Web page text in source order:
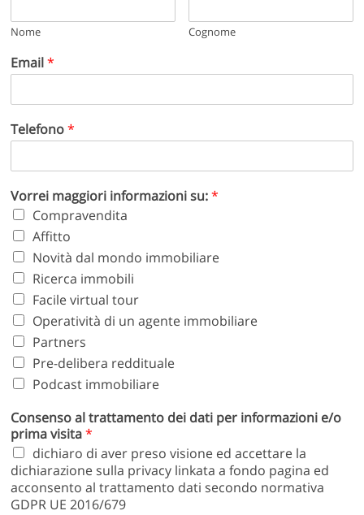
Nome Cognome
Email*
Telefono*
Vorrei maggiori informazioni su:*
Compravendita
Affitto
Novità dal mondo immobiliare
Ricerca immobili
Facile virtual tour
Operatività di un agente immobiliare
Partners
Pre-delibera reddituale
Podcast immobiliare
Consenso al trattamento dei dati per informazioni e/o
prima visita*
dichiaro di aver preso visione ed accettare la
dichiarazione sulla privacy linkata a fondo pagina ed
acconsento al trattamento dati secondo normativa
GDPR UE 2016/679